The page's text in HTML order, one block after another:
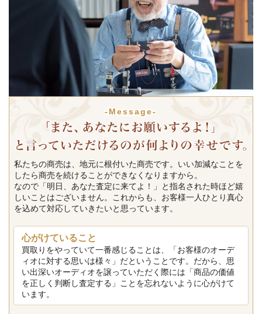
-Message-
私たちの商売は、地元に根付いた商売です。いい加減なことを
したら商売を続けることができなくなりますから。
なので「明日、あなた査定に来てよ！」と指名された時ほど嬉
しいことはございません。これからも、お客様一人ひとり真心
を込めて対応していきたいと思っています。
心がけていること
買取りをやっていて一番感じることは、「お客様のオーデ
ィオに対する思いは様々」だということです。だから、思
い出深いオーディオを譲っていただく際には「商品の価値
を正しく判断し査定する」ことを忘れないように心がけて
います。